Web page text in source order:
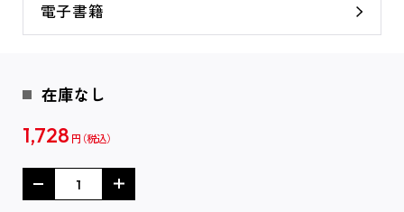
電子書籍
在庫なし
1,728 円